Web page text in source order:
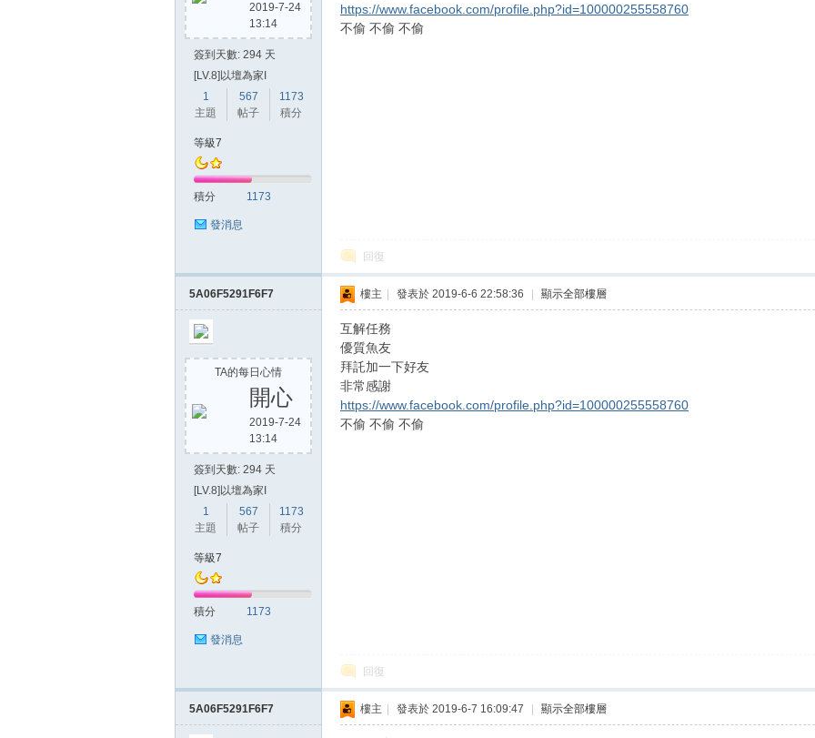
2019-7-24
13:14
簽到天數: 294 天
[LV.8]以壇為家I
1
主題
567
帖子
1173
積分
等級7
積分 1173
發消息
https://www.facebook.com/profile.php?id=100000255558760
不偷 不偷 不偷
回復
5A06F5291F6F7
TA的每日心情
開心
2019-7-24
13:14
簽到天數: 294 天
[LV.8]以壇為家I
1
主題
567
帖子
1173
積分
等級7
積分 1173
發消息
樓主 發表於 2019-6-6 22:58:36 顯示全部樓層
互解任務
優質魚友
拜託加一下好友
非常感謝
https://www.facebook.com/profile.php?id=100000255558760
不偷 不偷 不偷
回復
5A06F5291F6F7 樓主 發表於 2019-6-7 16:09:47 顯示全部樓層